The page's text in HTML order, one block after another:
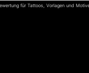
für Tattoos, Vorlagen und